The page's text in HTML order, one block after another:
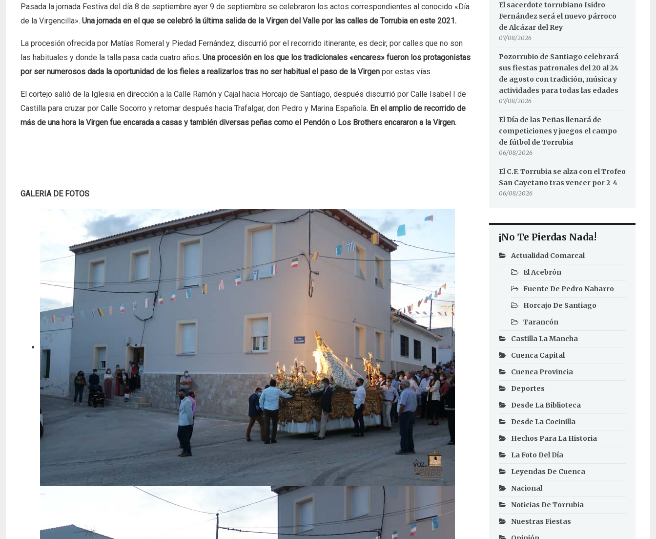
Pasada la jornada Festiva del día 8 de septiembre ayer 9 de septiembre se celebraron los actos correspondientes al conocido «Día
de la Virgencilla». Una jornada en el que se celebró la última salida de la Virgen del Valle por las calles de Torrubia en este 2021.
La procesión ofrecida por Matías Romeral y Piedad Fernández, discurrió por el recorrido itinerante, es decir, por calles que no son
las habituales y donde la talla pasa cada cuatro años. Una procesión en los que los tradicionales «encares» fueron los protagonistas
por ser numerosos dada la oportunidad de los fieles a realizarlos tras no ser habitual el paso de la Virgen por estas vías.
El cortejo salió de la Iglesia en dirección a la Calle Ramón y Cajal hacia Horcajo de Santiago, después discurrió por Calle Isabel I de
Castilla para cruzar por Calle Socorro y retomar después hacia Trafalgar, don Pedro y Marina Española. En el amplio de recorrido de
más de una hora la Virgen fue encarada a casas y también diversas peñas como el Pendón o Los Brothers encararon a la Virgen.
GALERIA DE FOTOS
El sacerdote torrubiano Isidro
Fernández será el nuevo párroco
de Alcázar del Rey
07/08/2026
Pozorrubio de Santiago celebrará
sus fiestas patronales del 20 al 24
de agosto con tradición, música y
actividades para todas las edades
07/08/2026
El Día de las Peñas llenará de
competiciones y juegos el campo
de fútbol de Torrubia
06/08/2026
El C.F. Torrubia se alza con el Trofeo
San Cayetano tras vencer por 2-4
06/08/2026
¡No Te Pierdas Nada!
Actualidad Comarcal
El Acebrón
Fuente De Pedro Naharro
Horcajo De Santiago
Tarancón
Castilla La Mancha
Cuenca Capital
Cuenca Provincia
Deportes
Desde La Biblioteca
Desde La Cocinilla
Hechos Para La Historia
La Foto Del Día
Leyendas De Cuenca
Nacional
Noticias De Torrubia
Nuestras Fiestas